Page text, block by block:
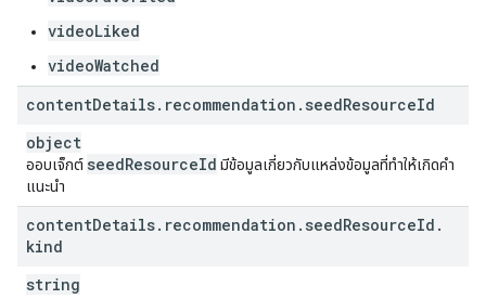
videoLiked
videoWatched
contentDetails. recommendation . seedResourceId
object
ออบเจ็กต์ seedResourceId มีข้อมูลเกี่ยวกับแหล่งข้อมูลที่ทำให้เกิดคำ
แนะนำ
contentDetails. recommendation . seedResourceId .
kind
string